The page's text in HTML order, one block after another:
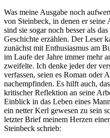
Was meine Ausgabe noch
von Steinbeck, in denen er
sind sie sogar noch besser als
Geschichte erzählen. Der Leser
zunächst mit Enthusiasmus am
im Laufe der Jahre immer mehr
zweifelte. Ich denke jeder der
verfassen, seien es Roman oder
nachempfinden. Es hilft auch,
kritischer Reflektion an seine
Einblick in das Leben eines
ein netter Kerl gewesen zu sein
letzter Brief meinem Herzen
Steinbeck schrieb: